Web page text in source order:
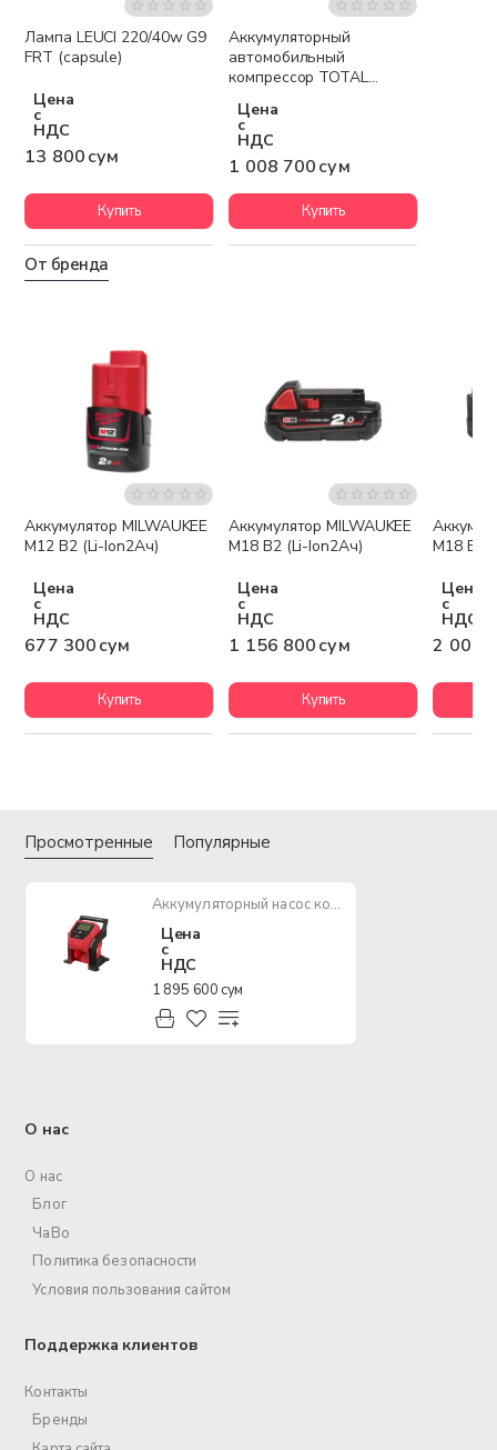
Лампа LEUCI 220/40w G9
FRT (capsule)
Цена
с
НДС
13 800 сум
Купить
Аккумуляторный
автомобильный
компрессор TOTAL
Цена
с
НДС
1 008 700 сум
Купить
От бренда
Аккумулятор MILWAUKEE
M12 B2 (Li-Ion2Ач)
Цена
с
НДС
677 300 сум
Купить
Бесплатная доставка
Аккумулятор MILWAUKEE
M18 B2 (Li-Ion2Ач)
Цена
с
НДС
1 156 800 сум
Купить
M18 B5
Цена
с
НДС
2 003
Просмотренные Популярные
Аккумуляторный насос компрессор MILWAUKEE M12 BI-0
Цена
с
НДС
1 895 600 сум
О нас
О нас
Блог
ЧаВо
Политика безопасности
Условия пользования сайтом
Поддержка клиентов
Контакты
Бренды